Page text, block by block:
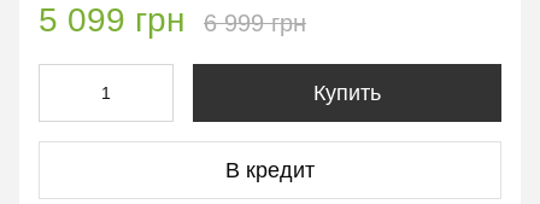
5 099 грн 6 999 грн
Купить
В кредит